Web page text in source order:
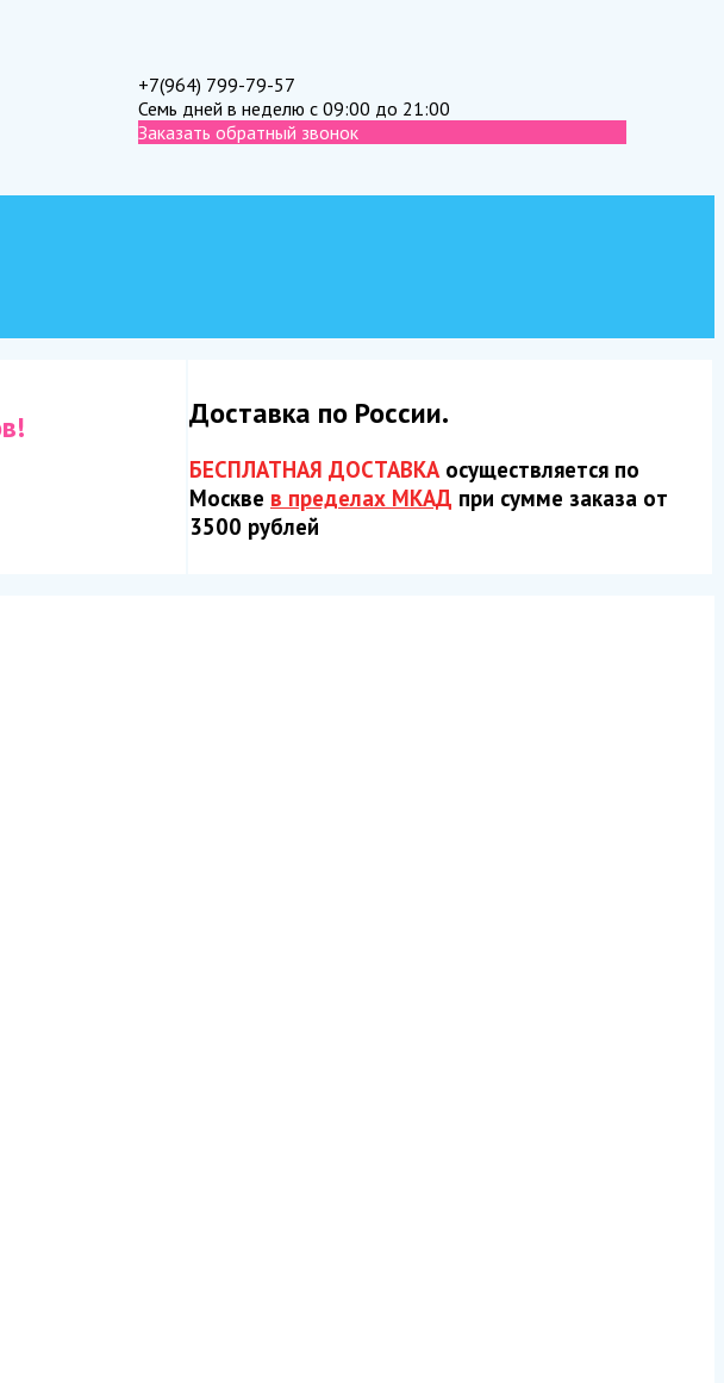
+7(964) 799-79-57
Семь дней в неделю с 09:00 до 21:00
Заказать обратный звонок
Доставка по России.
БЕСПЛАТНАЯ ДОСТАВКАосуществляется по
Москве в пределах МКАД при сумме заказа от
3500 рублей